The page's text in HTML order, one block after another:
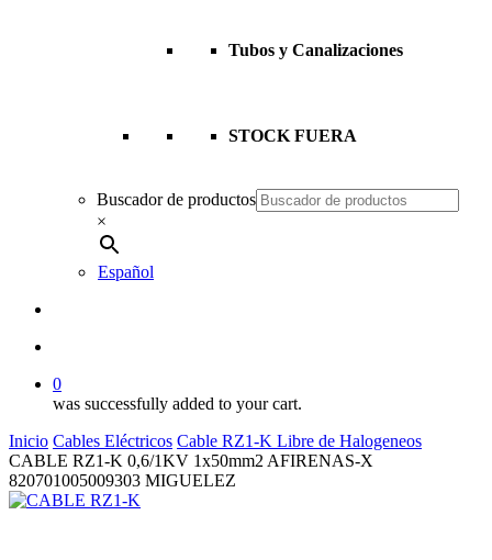
Tubos y Canalizaciones
STOCK FUERA
Buscador de productos
×
Español
0
was successfully added to your cart.
Inicio Cables Eléctricos Cable RZ1-K Libre de Halogeneos
CABLE RZ1-K 0,6/1KV 1x50mm2 AFIRENAS-X
820701005009303 MIGUELEZ